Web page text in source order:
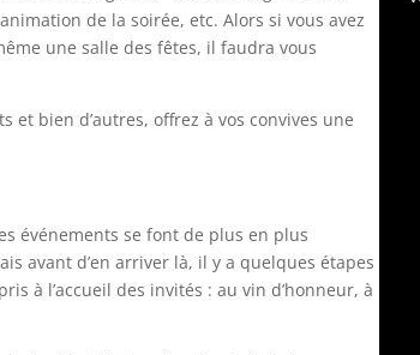
de la soirée, etc. Alors si vous avez
une salle des fêtes, il faudra vous
et bien d’autres, offrez à vos convives une
événements se font de plus en plus
avant d’en arriver là, il y a quelques étapes
à l’accueil des invités : au vin d’honneur, à